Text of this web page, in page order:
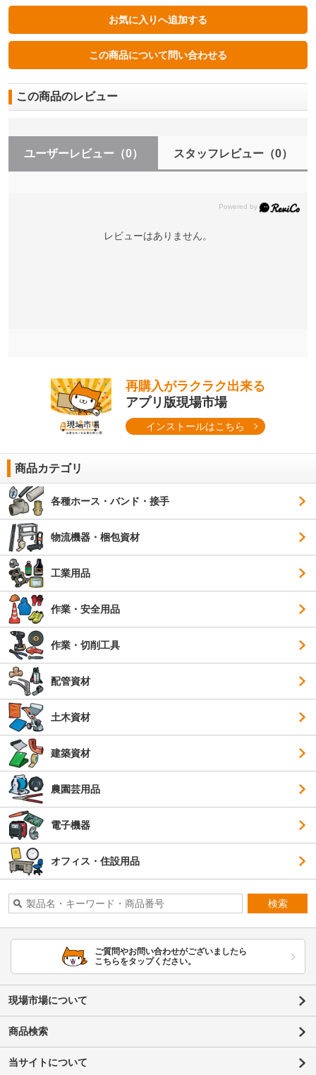
この商品のレビュー
ユーザーレビュー （0） スタッフレビュー（0）
レビューはありません。
再購入がラクラク出来る
アプリ版現場市場
インストールはこちら
商品カテゴリ
各種ホース・バンド・接手
物流機器・梱包資材
工業用品
作業・安全用品
作業・切削工具
配管資材
土木資材
建築資材
農園芸用品
電子機器
オフィス・住設用品
検索
ご質問やお問い合わせがございましたら
こちらをタップください。
現場市場について
商品検索
当サイトについて